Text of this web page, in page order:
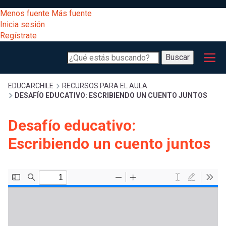
al
contenido
principal
[Educarchile
Escritorio]
Menú
entrar
a
Menos fuente Más fuente
Inicia sesión
Regístrate
Buscar
Buscar
Menú
principal
Desarrollo
Expand
Gestión
Expand
Comunidad
Expand
Expand
Sobrescribir
enlaces
de
ayuda
EDUCARCHILE
RECURSOS PARA EL AULA
DESAFÍO EDUCATIVO: ESCRIBIENDO UN CUENTO JUNTOS
Desafío educativo:
Escribiendo un cuento juntos
registrarte.
Inicia sesión.